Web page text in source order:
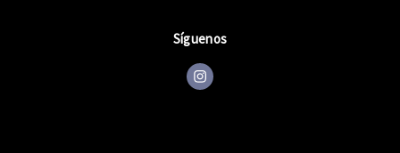
Síguenos